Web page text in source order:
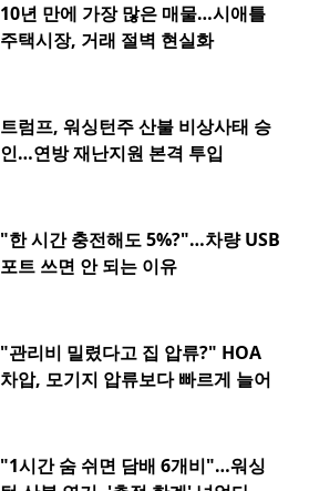
10년 만에 가장 많은 매물…시애틀
주택시장, 거래 절벽 현실화
트럼프, 워싱턴주 산불 비상사태 승
인…연방 재난지원 본격 투입
"한 시간 충전해도 5%?"…차량 USB
포트 쓰면 안 되는 이유
"관리비 밀렸다고 집 압류?" HOA
차압, 모기지 압류보다 빠르게 늘어
"1시간 숨 쉬면 담배 6개비"…워싱